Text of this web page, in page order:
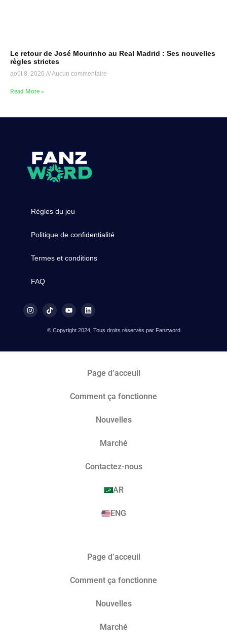
Le retour de José Mourinho au Real Madrid : Ses nouvelles
règles strictes
août 8, 2026 Aucun commentaire
Read More »
Règles du jeu
Politique de confidentialité
Termes et conditions
FAQ
© Copyright 2024, Tous droits réservés par Fanzword
Page d’acceuil
Comment ça fonctionne
Nouvelles
Marché​
Contactez-nous
AR
ENG
Page d’acceuil
Comment ça fonctionne
Nouvelles
Marché​